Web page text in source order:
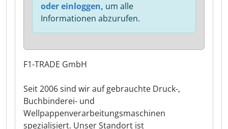
F1-TRADE GmbH
Seit 2006 sind wir auf gebrauchte Druck-,
Buchbinderei- und
Wellpappenverarbeitungsmaschinen
spezialisiert. Unser Standort ist
oder einloggen, um alle
Informationen abzurufen.